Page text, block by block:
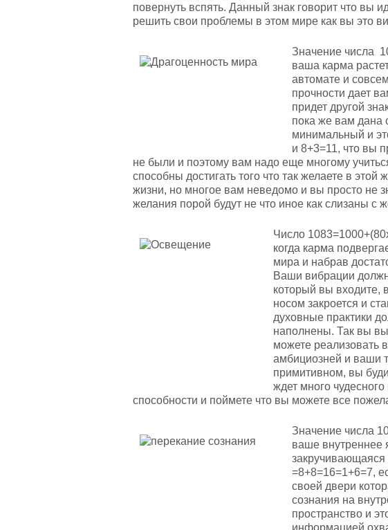
повернуть вспять. Данный знак говорит что вы
решить свои проблемы в этом мире как вы это
Значение числа
ваша карма
автомате и
прочности дает
придет другой
пока же вам дана
минимальный и
и 8+3=11, что вы
не были и поэтому вам надо еще многому
способны достигать того что так желаете в
жизни, но многое вам неведомо и вы просто не
желания порой будут не что иное как слизаны с
Число
когда карма
мира и набрав
Ваши вибрации
который вы входите,
носом закроется и
духовные практики
наполнены. Так вы
можете реализовать
амбициозней и ваши
примитивном, вы
ждет много
способности и поймете что вы можете все
Значение числа
ваше внутреннее
=8+8=16=1+6=7,
своей двери
сознания на
пространство и
информацией